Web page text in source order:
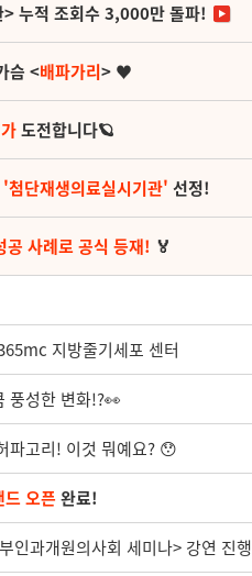
누적 조회수 3,000만 돌파!
슴 <배파가리> ♥
도전합니다🪐
첨단재생의료실시기관' 선정!
공 사례로 공식 등재! 🏅
지방줄기세포 센터
풍성한 변화!?👀
파고리! 이것 뭐예요? 😯
오픈완료!
인과개원의사회 세미나> 강연 진행